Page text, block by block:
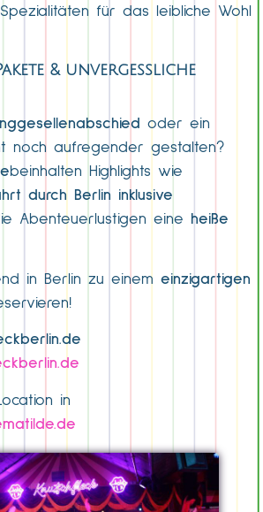
für das leibliche Wohl
& unvergessliche
oder ein
noch aufregender gestalten?
beinhalten Highlights wie
durch Berlin inklusive
Abenteuerlustigen eine
heiße
in Berlin zu einem einzigartigen
in